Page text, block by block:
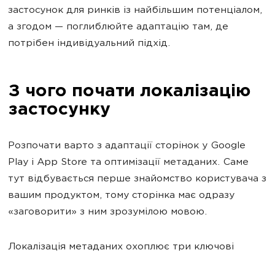
застосунок для ринків із найбільшим потенціалом,
а згодом — поглиблюйте адаптацію там, де
потрібен індивідуальний підхід.
З чого почати локалізацію
застосунку
Розпочати варто з адаптації сторінок у Google
Play і App Store та оптимізації метаданих. Саме
тут відбувається перше знайомство користувача з
вашим продуктом, тому сторінка має одразу
«заговорити» з ним зрозумілою мовою.
Локалізація метаданих охоплює три ключові